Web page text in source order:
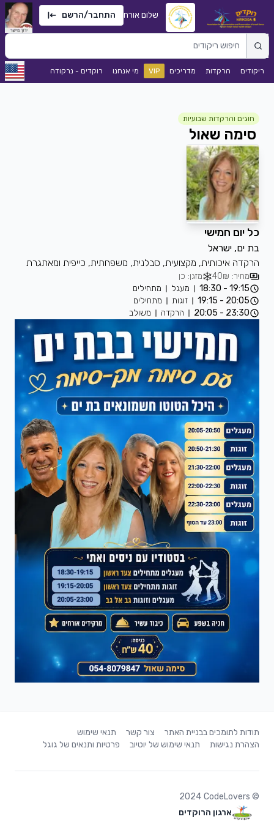
שלום אורח התחבר/הרשם
ריקודים הרקדות מדריכים VIP מי אנחנו רוקדים - נרקודה
חוגים והרקדות שבועיות
סימה שאול
כל יום חמישי
בת ים, ישראל
הרקדה איכותית, מקצועית, סבלנית, משפחתית, כייפית ומאתגרת
מחיר: 40₪
מזגן: כן
19:15 - 18:30
מעגל
מתחילים
20:05 - 19:15
זוגות
מתחילים
23:30 - 20:05
הרקדה משולב
תודות לתומכים בבניית האתר צור קשר
תנאי שימוש
הצהרת נגישות
תנאי שימוש של יוטיוב פרטיות ותנאים של גוגל
©
2024 CodeLovers
ארגון הרוקדים